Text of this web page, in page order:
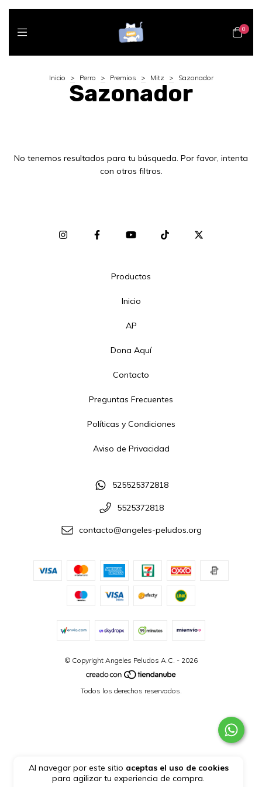
0
Al navegar por este sitio aceptas el uso de cookies
para agilizar tu experiencia de compra.
Inicio > Perro > Premios > Mitz > Sazonador
Sazonador
No tenemos resultados para tu búsqueda. Por favor, intenta
con otros filtros.
Productos
Inicio
AP
Dona Aquí
Contacto
Preguntas Frecuentes
Políticas y Condiciones
Aviso de Privacidad
525525372818
5525372818
contacto@angeles-peludos.org
© Copyright Angeles Peludos A.C. - 2026
Todos los derechos reservados.